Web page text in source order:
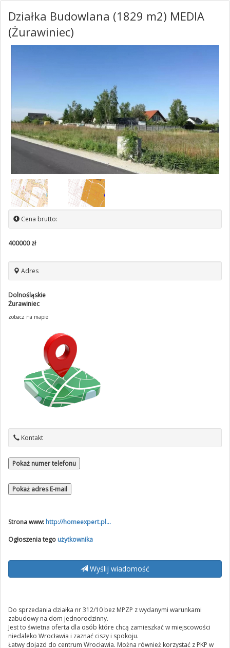
Działka Budowlana (1829 m2) MEDIA
(Żurawiniec)
Cena brutto:
400000 zł
Adres
Dolnośląskie
Żurawiniec
zobacz na mapie
Kontakt
Pokaż numer telefonu
Pokaż adres E-mail
Strona www: http://homeexpert.pl...
Ogłoszenia tego użytkownika
Wyślij wiadomość
Do sprzedania działka nr 312/10 bez MPZP z wydanymi warunkami
zabudowy na dom jednorodzinny.
Jest to świetna oferta dla osób które chcą zamieszkać w miejscowości
niedaleko Wrocławia i zaznać ciszy i spokoju.
Łatwy dojazd do centrum Wrocławia. Można również korzystać z PKP w